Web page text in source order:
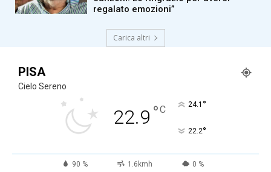
regalato emozioni”
Carica altri
PISA
Cielo Sereno
22.9 °C 24.1 °
22.2°
90 % 1.6kmh 0 %